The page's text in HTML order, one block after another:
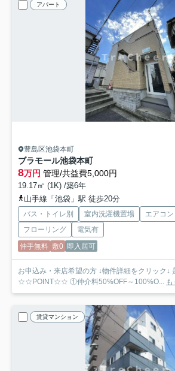
アパート
豊島区池袋本町
ブラモール池袋本町
8万円 管理/共益費5,000円
19.17㎡ (1K) /築6年
山手線「池袋」駅 徒歩20分
バス・トイレ別 室内洗濯機置場 エアコン
フローリング
電気有
仲手無料 敷0 即入居可
お申込み・来店希望の方 ↓物件詳細をクリック↓
☆☆POINT☆☆ ①仲介料50%OFF～100%O...
賃貸マンション